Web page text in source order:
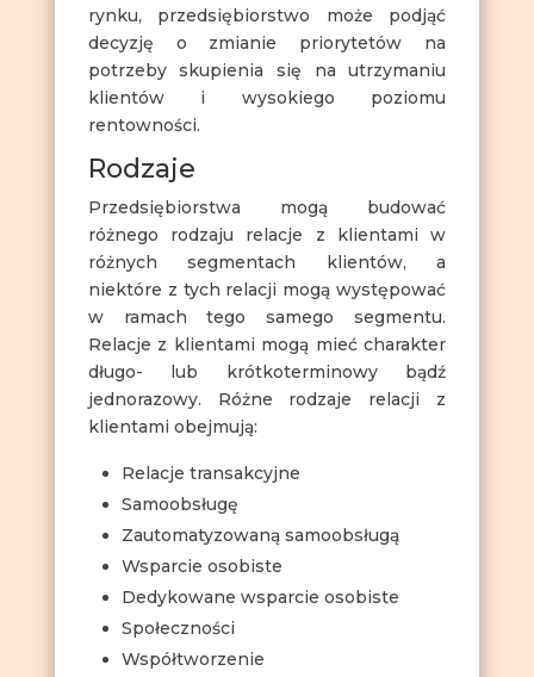
rynku, przedsiębiorstwo może podjąć
decyzję o zmianie priorytetów na
potrzeby skupienia się na utrzymaniu
klientów i wysokiego poziomu
rentowności.
Rodzaje
Przedsiębiorstwa mogą budować
różnego rodzaju relacje z klientami w
różnych segmentach klientów, a
niektóre z tych relacji mogą występować
w ramach tego samego segmentu.
Relacje z klientami mogą mieć charakter
długo- lub krótkoterminowy bądź
jednorazowy. Różne rodzaje relacji z
klientami obejmują:
Relacje transakcyjne
Samoobsługę
Zautomatyzowaną samoobsługą
Wsparcie osobiste
Dedykowane wsparcie osobiste
Społeczności
Współtworzenie